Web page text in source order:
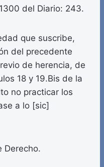
del Diario: 243.
que suscribe,
del precedente
de herencia, de
18 y 19.Bis de la
no practicar los
a lo [sic]
Derecho.